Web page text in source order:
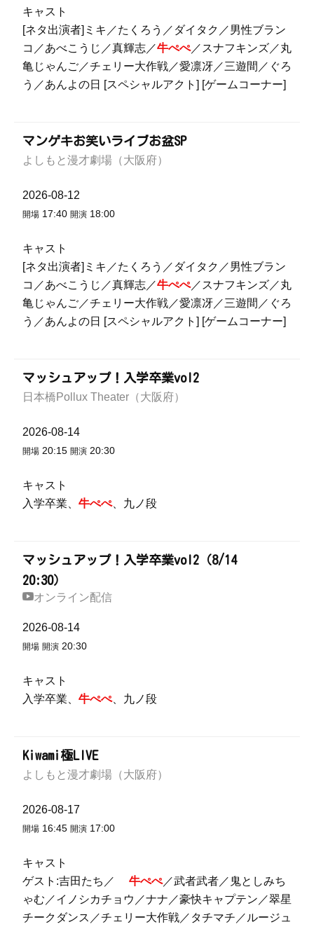
キャスト
[ネタ出演者]ミキ／たくろう／ダイタク／男性ブラン
コ／あべこうじ／真輝志／牛ぺぺ／スナフキンズ／丸
亀じゃんご／チェリー大作戦／愛凛冴／三遊間／ぐろ
う／あんよの日 [スペシャルアクト] [ゲームコーナー]
マンゲキお笑いライブお盆SP
よしもと漫才劇場（大阪府）
2026-08-12
開場 17:40 開演 18:00
キャスト
[ネタ出演者]ミキ／たくろう／ダイタク／男性ブラン
コ／あべこうじ／真輝志／牛ぺぺ／スナフキンズ／丸
亀じゃんご／チェリー大作戦／愛凛冴／三遊間／ぐろ
う／あんよの日 [スペシャルアクト] [ゲームコーナー]
マッシュアップ！入学卒業vol2
日本橋Pollux Theater（大阪府）
2026-08-14
開場 20:15 開演 20:30
キャスト
入学卒業、 牛ぺぺ、九ノ段
マッシュアップ！入学卒業vol2（8/14
20:30）
オンライン配信
2026-08-14
開場 開演 20:30
キャスト
入学卒業、 牛ぺぺ、九ノ段
Kiwami極LIVE
よしもと漫才劇場（大阪府）
2026-08-17
開場 16:45 開演 17:00
キャスト
ゲスト:吉田たち／ 牛ぺぺ／武者武者／鬼としみち
ゃむ／イノシカチョウ／ナナ／豪快キャプテン／翠星
チークダンス／チェリー大作戦／タチマチ／ルージュ